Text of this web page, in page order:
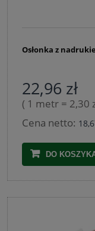
Osłonka z
22,96 zł
( 1 metr = 2,30
Cena netto:
DO